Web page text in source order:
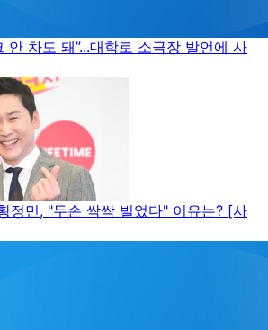
안 차도 돼”...대학로 소극장 발언에 사
정민, "두손 싹싹 빌었다" 이유는? [사